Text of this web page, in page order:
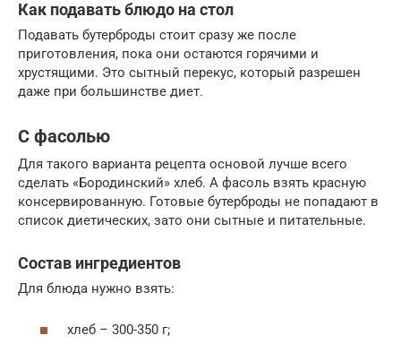
Как подавать блюдо на стол
Подавать бутерброды стоит сразу же после
приготовления, пока они остаются горячими и
хрустящими. Это сытный перекус, который разрешен
даже при большинстве диет.
С фасолью
Для такого варианта рецепта основой лучше всего
сделать «Бородинский» хлеб. А фасоль взять красную
консервированную. Готовые бутерброды не попадают в
список диетических, зато они сытные и питательные.
Состав ингредиентов
Для блюда нужно взять:
хлеб – 300-350 г;